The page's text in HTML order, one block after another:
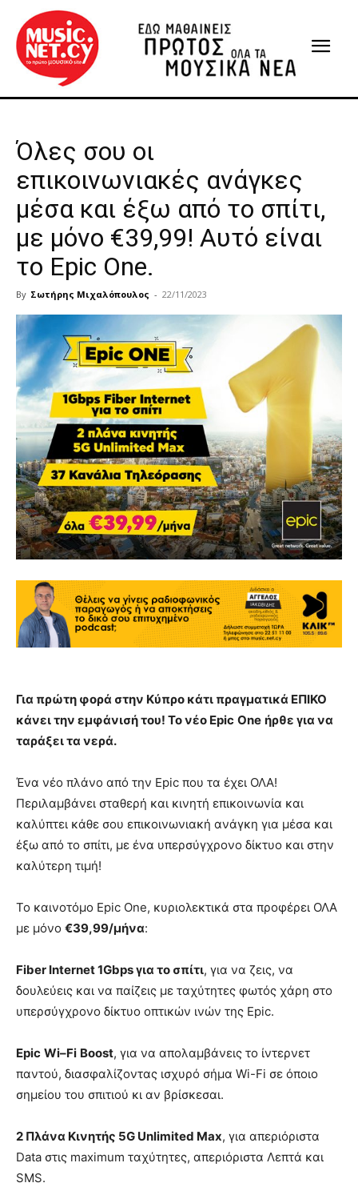
Όλες σου οι
επικοινωνιακές ανάγκες
μέσα και έξω από το σπίτι,
με μόνο €39,99! Αυτό είναι
το Epic One.
By Σωτήρης Μιχαλόπουλος - 22/11/2023
Για πρώτη φορά στην Κύπρο κάτι πραγματικά ΕΠΙΚΟ
κάνει την εμφάνισή του! Το νέο Epic One ήρθε για να
ταράξει τα νερά.
Ένα νέο πλάνο από την Epic που τα έχει ΟΛΑ!
Περιλαμβάνει σταθερή και κινητή επικοινωνία και
καλύπτει κάθε σου επικοινωνιακή ανάγκη για μέσα και
έξω από το σπίτι, με ένα υπερσύγχρονο δίκτυο και στην
καλύτερη τιμή!
Το καινοτόμο Epic One, κυριολεκτικά στα προφέρει ΟΛΑ
με μόνο €39,99/μήνα:
Fiber Internet 1Gbps για το σπίτι, για να ζεις, να
δουλεύεις και να παίζεις με ταχύτητες φωτός χάρη στο
υπερσύγχρονο δίκτυο οπτικών ινών της Epic.
Epic Wi–Fi Boost, για να απολαμβάνεις το ίντερνετ
παντού, διασφαλίζοντας ισχυρό σήμα Wi-Fi σε όποιο
σημείου του σπιτιού κι αν βρίσκεσαι.
2 Πλάνα Κινητής 5G Unlimited Max, για απεριόριστα
Data στις maximum ταχύτητες, απεριόριστα Λεπτά και
SMS.